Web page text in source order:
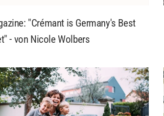
"Crémant is Germany's Best
- von Nicole Wolbers